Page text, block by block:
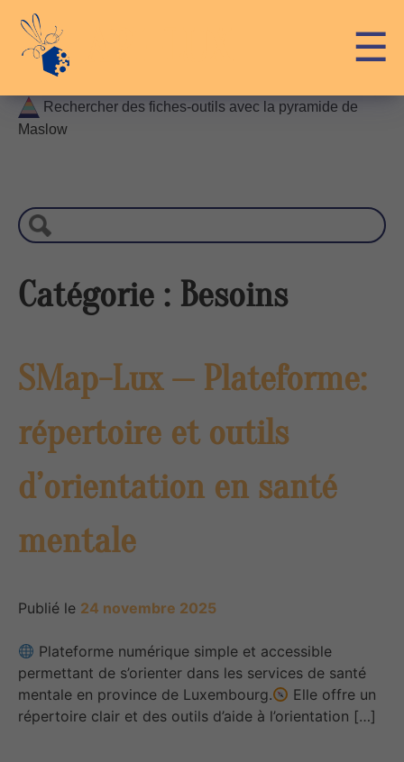
content
☰
Rechercher des fiches-outils avec la pyramide de
Maslow
c
h
r
c
Catégorie : Besoins
SMap-Lux — Plateforme:
répertoire et outils
d’orientation en santé
mentale
Publié le 24 novembre 2025
Plateforme numérique simple et accessible
permettant de s’orienter dans les services de santé
mentale en province de Luxembourg.
Elle offre un
répertoire clair et des outils d’aide à l’orientation […]